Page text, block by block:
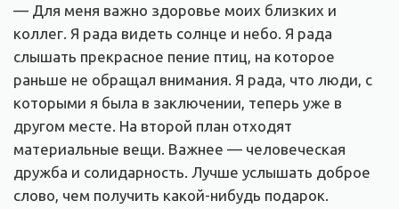
— Для меня важно здоровье моих близких и
коллег. Я рада видеть солнце и небо. Я рада
слышать прекрасное пение птиц, на которое
раньше не обращал внимания. Я рада, что люди, с
которыми я была в заключении, теперь уже в
другом месте. На второй план отходят
материальные вещи. Важнее — человеческая
дружба и солидарность. Лучше услышать доброе
слово, чем получить какой-нибудь подарок.